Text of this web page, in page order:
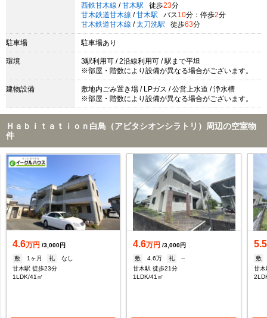
西鉄甘木線 / 甘木駅 徒歩23分
甘木鉄道甘木線 / 甘木駅 バス 10分：停歩2分
甘木鉄道甘木線 / 太刀洗駅 徒歩63分
駐車場 駐車場あり
環境
3駅利用可 / 2沿線利用可 / 駅まで平坦
※部屋・階数により設備が異なる場合がございます。
建物設備
敷地内ごみ置き場 / LPガス / 公営上水道 / 浄水槽
※部屋・階数により設備が異なる場合がございます。
Ｈａｂｉｔａｔｉｏｎ白鳥（アビタシオンシラトリ）周辺の空室物
件
4.6万円 /3,000円
敷
1ヶ月 礼
なし
甘木駅 徒歩23分
1LDK/41㎡
4.6万円 /3,000円
敷
4.6万 礼
--
甘木駅 徒歩21分
1LDK/41㎡
5.5
敷
甘